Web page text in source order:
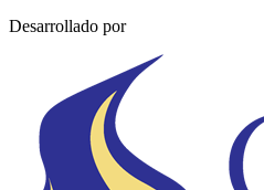
Desarrollado por